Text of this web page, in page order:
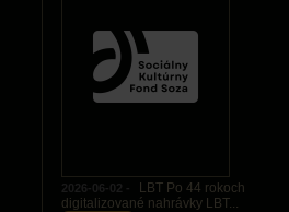
2026-06-02 -
LBT Po 44 rokoch
digitalizované nahrávky LBT...